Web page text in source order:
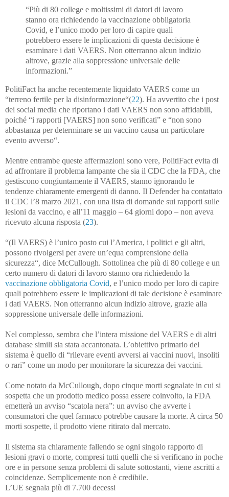
“Più di 80 college e moltissimi di datori di lavoro
stanno ora richiedendo la vaccinazione obbligatoria
Covid, e l’unico modo per loro di capire quali
potrebbero essere le implicazioni di questa decisione è
esaminare i dati VAERS. Non otterranno alcun indizio
altrove, grazie alla soppressione universale delle
informazioni.”
PolitiFact ha anche recentemente liquidato VAERS come un
“terreno fertile per la disinformazione“(22). Ha avvertito che i post
dei social media che riportano i dati VAERS non sono affidabili,
poiché “i rapporti [VAERS] non sono verificati” e “non sono
abbastanza per determinare se un vaccino causa un particolare
evento avverso“.
Mentre entrambe queste affermazioni sono vere, PolitiFact evita di
ad affrontare il problema lampante che sia il CDC che la FDA, che
gestiscono congiuntamente il VAERS, stanno ignorando le
tendenze chiaramente emergenti di danno. Il Defender ha contattato
il CDC l’8 marzo 2021, con una lista di domande sui rapporti sulle
lesioni da vaccino, e all’11 maggio – 64 giorni dopo – non aveva
ricevuto alcuna risposta (23).
“(Il VAERS) è l’unico posto cui l’America, i politici e gli altri,
possono rivolgersi per avere un’equa comprensione della
sicurezza“, dice McCullough. Sottolinea che più di 80 college e un
certo numero di datori di lavoro stanno ora richiedendo la
vaccinazione obbligatoria Covid, e l’unico modo per loro di capire
quali potrebbero essere le implicazioni di tale decisione è esaminare
i dati VAERS. Non otterranno alcun indizio altrove, grazie alla
soppressione universale delle informazioni.
Nel complesso, sembra che l’intera missione del VAERS e di altri
database simili sia stata accantonata. L’obiettivo primario del
sistema è quello di “rilevare eventi avversi ai vaccini nuovi, insoliti
o rari” come un modo per monitorare la sicurezza dei vaccini.
Come notato da McCullough, dopo cinque morti segnalate in cui si
sospetta che un prodotto medico possa essere coinvolto, la FDA
emetterà un avviso “scatola nera”: un avviso che avverte i
consumatori che quel farmaco potrebbe causare la morte. A circa 50
morti sospette, il prodotto viene ritirato dal mercato.
Il sistema sta chiaramente fallendo se ogni singolo rapporto di
lesioni gravi o morte, compresi tutti quelli che si verificano in poche
ore e in persone senza problemi di salute sottostanti, viene ascritti a
coincidenze. Semplicemente non è credibile.
L’UE segnala più di 7.700 decessi